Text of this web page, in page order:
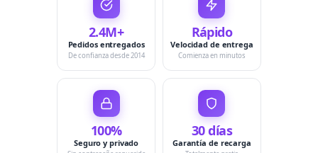
2.4M+
Pedidos entregados
De confianza desde 2014
Rápido
Velocidad de entrega
Comienza en minutos
100%
Seguro y privado
30 días
Garantía de recarga